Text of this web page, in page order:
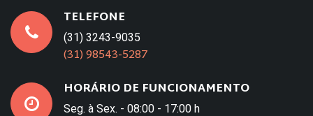
TELEFONE
(31) 3243-9035
(31) 98543-5287
HORÁRIO DE FUNCIONAMENTO
Seg. à Sex. - 08:00 - 17:00 h